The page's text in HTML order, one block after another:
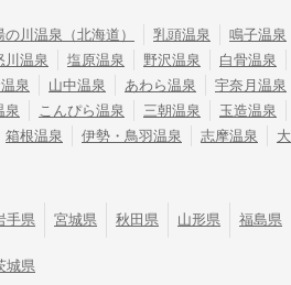
の川温泉（北海道） 乳頭温泉 鳴子温泉
川温泉 塩原温泉 野沢温泉 白骨温泉
泉 山中温泉 あわら温泉 宇奈月温泉
泉 こんぴら温泉 三朝温泉 玉造温泉
箱根温泉 伊勢・鳥羽温泉 志摩温泉
手県 宮城県 秋田県 山形県 福島県
城県